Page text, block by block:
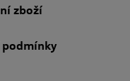
zboží
podmínky